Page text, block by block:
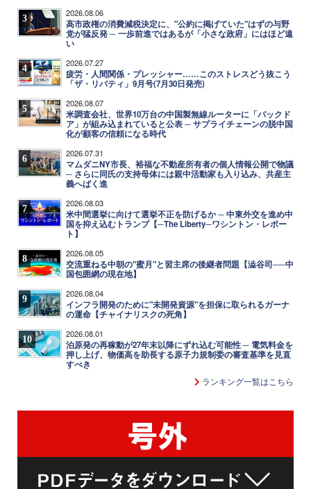
3 2026.08.06
高市政権の消費減税決定に、"公約に掲げていた"はずの与野
党が猛反発 ─ 一歩前進ではあるが「小さな政府」にはほど遠
い
4 2026.07.27
疲労・人間関係・プレッシャー……このストレスどう抜こう
「ザ・リバティ」9月号(7月30日発売)
5 2026.08.07
米調査会社、世界10万台の中国製無線ルーターに「バックド
ア」が組み込まれていると公表 ─ サプライチェーンの脱中国
化が顧客の信頼になる時代
6 2026.07.31
マムダニNY市長、裕福な不動産所有者の個人情報公開で物議
─ さらに同氏の支持母体には親中活動家も入り込み、共産主
義へばく進
7 2026.08.03
米中間選挙に向けて選挙不正を防げるか ─ 中東外交を進め中
国を抑え込むトランプ【─The Liberty─ワシントン・レポー
ト】
8 2026.08.05
交流重ねる中朝の"蜜月"と習主席の後継者問題【澁谷司──中
国包囲網の現在地】
9 2026.08.04
インフラ開発のために"未開発資源"を担保に取られるガーナ
の運命【チャイナリスクの死角】
10 2026.08.01
泊原発の再稼動が27年末以降にずれ込む可能性 ─ 電気料金を
押し上げ、物価高を助長する原子力規制委の審査基準を見直
すべき
ランキング一覧はこちら